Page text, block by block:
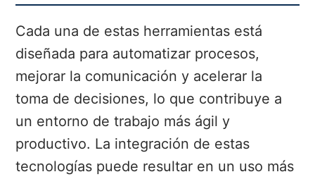
Cada una de estas herramientas está
diseñada para automatizar procesos,
mejorar la comunicación y acelerar la
toma de decisiones, lo que contribuye a
un entorno de trabajo más ágil y
productivo. La integración de estas
tecnologías puede resultar en un uso más